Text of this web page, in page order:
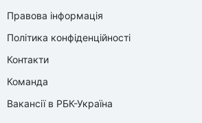
Правова інформація
Політика конфіденційності
Контакти
Команда
Вакансії в РБК-Україна